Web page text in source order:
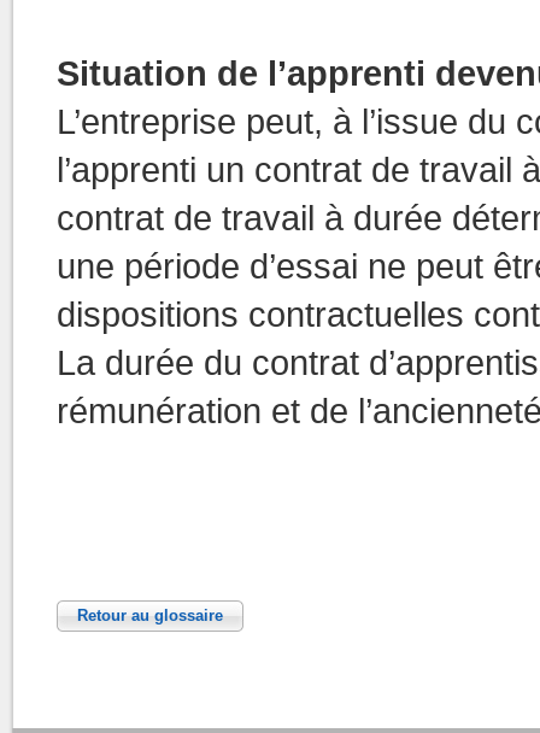
Situation de l’apprenti
L’entreprise peut, à l’issue du
l’apprenti un contrat de travail
contrat de travail à durée
une période d’essai ne peut
dispositions contractuelles
La durée du contrat
rémunération et de
Retour au glossaire